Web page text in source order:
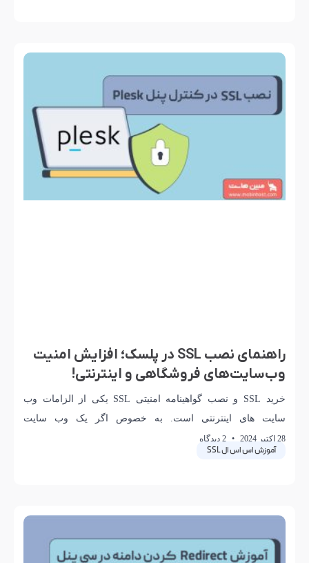
آموزش اس اس ال SSL
راهنمای نصب SSL در پلسک؛ افزایش امنیت
وب‌سایت‌های فروشگاهی و اینترنتی!
خرید SSL و نصب گواهینامه امنیتی SSL یکی از الزامات وب
سایت های اینترنتی است. به خصوص اگر یک وب سایت
فروشگاهی دارید باید از
28 اکتبر 2024